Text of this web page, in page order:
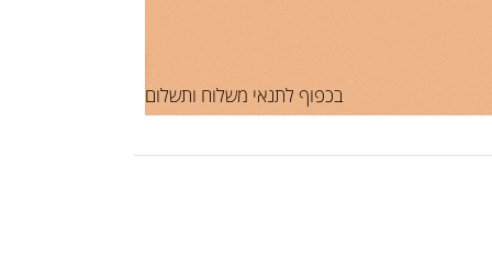
בכפוף לתנאי משלוח ותשלום